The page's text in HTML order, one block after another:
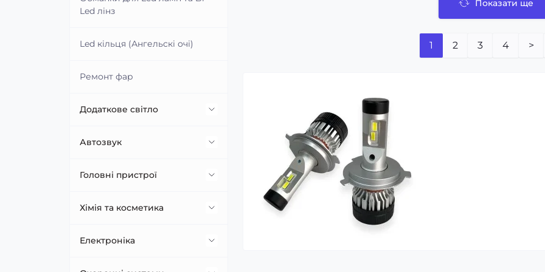
Led лінз
Led кільця (Ангельскі очі)
Ремонт фар
Додаткове світло
Світлодіодні Балки (Led Bar)
Додаткові Led фари та DRL
Підключення додаткового
Автозвук
Акустика
Сабвуфери
Підсилювачі звуку
Головні пристрої
Штатні головні пристрої
Бездротовий CarPlay
Хімія та косметика
Скло
Електроніка
Показати ще
1 2 3 4 >